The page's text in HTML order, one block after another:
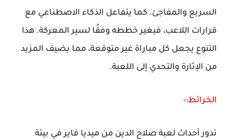
السريع والمفاجئ. كما يتفاعل الذكاء الاصطناعي مع
قرارات اللاعب، فيغير خططه وفقًا لسير المعركة. هذا
التنوع يجعل كل مباراة غير متوقعة، مما يضيف المزيد
من الإثارة والتحدي إلى اللعبة.
الخرائط:-
تدور أحداث لعبة صلاح الدين من ميديا فاير في بيئة